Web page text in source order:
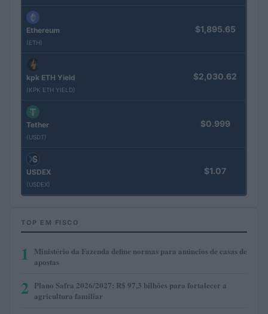
Ethereum
(ETH)
$1,895.65
kpk ETH Yield
(KPK ETH YIELD)
$2,030.62
Tether
(USDT)
$0.999
USDEX
(USDEX)
$1.07
TOP EM FISCO
1
Ministério da Fazenda define normas para anúncios de casas de
apostas
2 Plano Safra 2026/2027: R$ 97,3 bilhões para fortalecer a
agricultura familiar